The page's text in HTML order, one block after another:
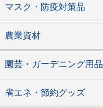
マスク・防疫対策品
農業資材
園芸・ガーデニング用品
省エネ・節約グッズ